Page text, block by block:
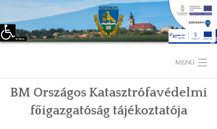
Eszköztár megnyitása
MENU
KEZDŐLAP
TELEPÜLÉSÜNKRŐL
BM Országos Katasztrófavédelmi
főigazgatóság tájékoztatója